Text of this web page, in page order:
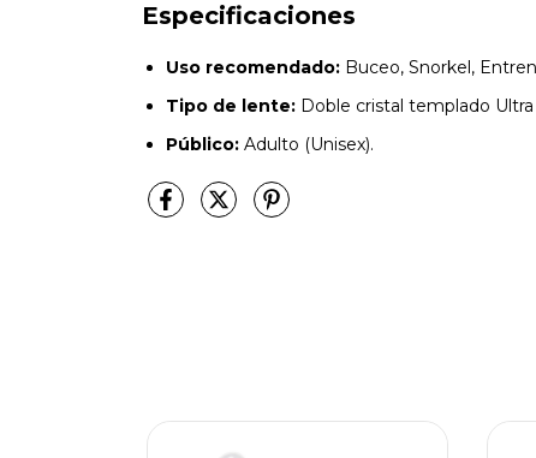
Especificaciones
Uso recomendado: Buceo, Snorkel,
Tipo de lente: Doble cristal templado Ultra
Público: Adulto (Unisex).